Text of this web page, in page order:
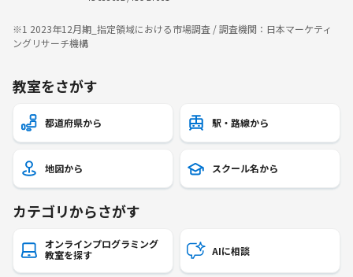
※1 2023年12月期_指定領域における市場調査 / 調査機関：日本マーケティ
ングリサーチ機構
教室をさがす
都道府県から 駅・路線から
地図から スクール名から
カテゴリからさがす
オンラインプログラミング
教室を探す
AIに相談